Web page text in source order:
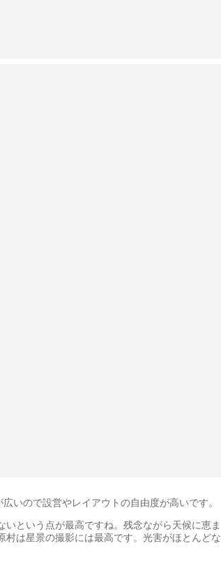
いので設営やレイアウトの自由度が高いです。
いという点が最高ですね。残念ながら天候に恵ま
村は星景の撮影には最高です。光害がほとんどな